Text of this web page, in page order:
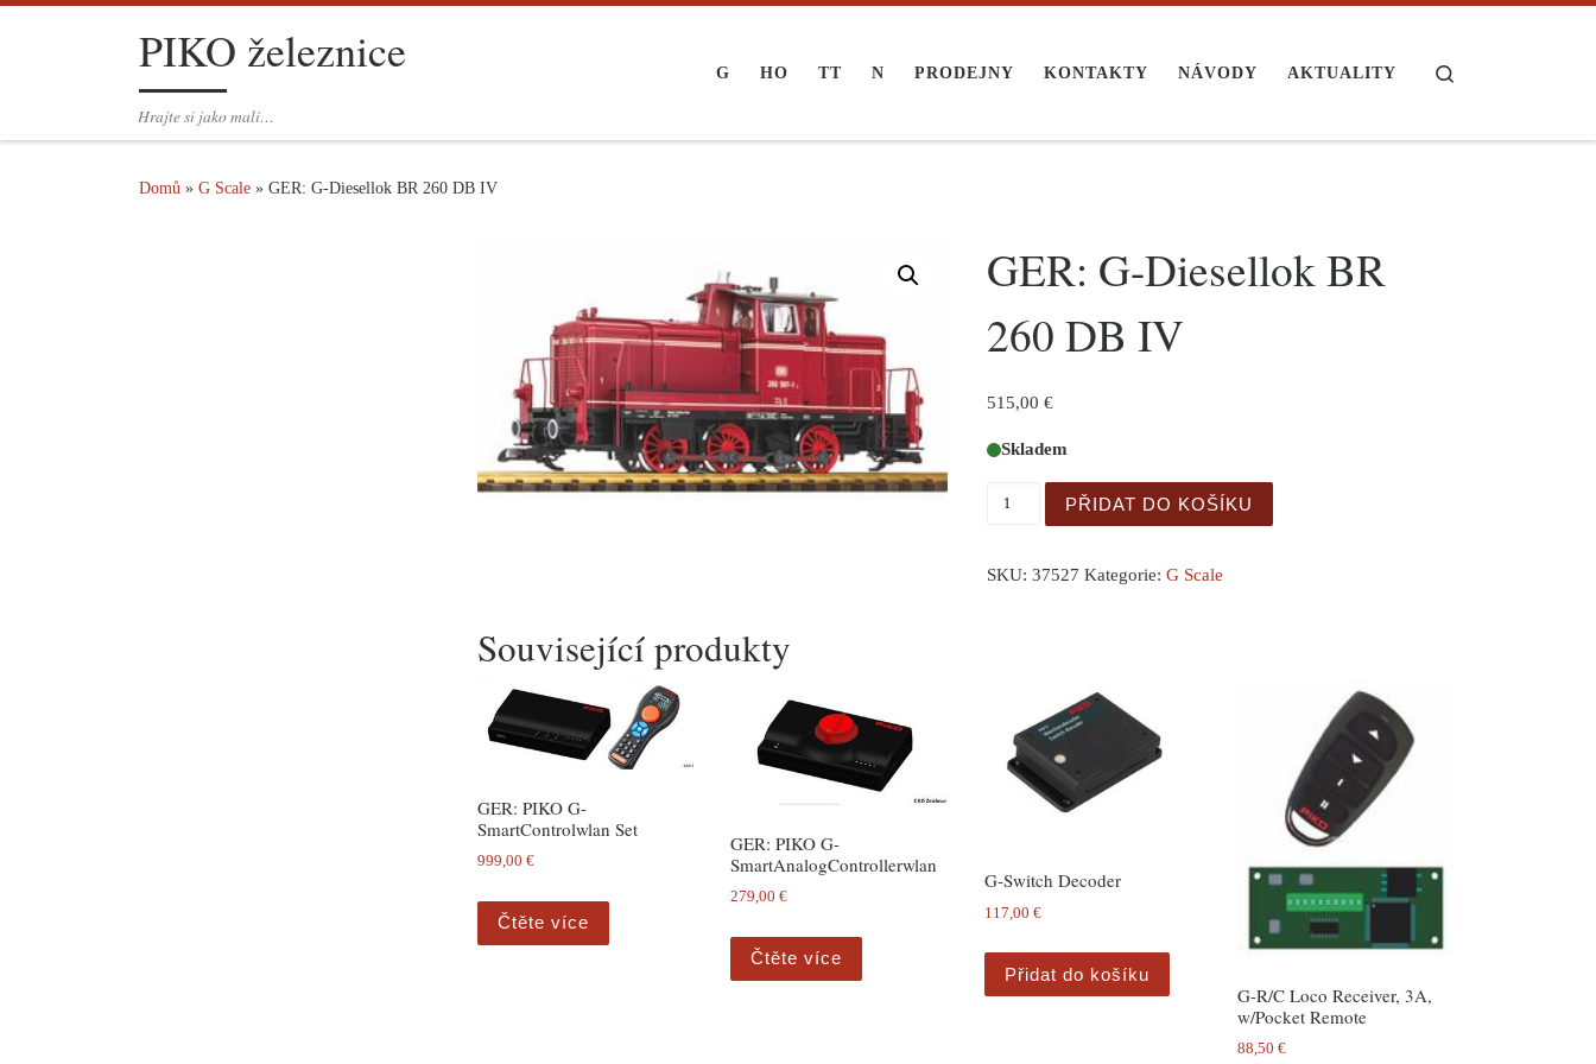
PIKO železnice
Hrajte si jako malí…
G HO TT N PRODEJNY KONTAKTY NÁVODY AKTUALITY
Domů » G Scale » GER: G-Diesellok BR 260 DB IV
GER: G-Diesellok BR
260 DB IV
515,00 €
Skladem
GER: G-Diesellok BR 260 DB IV množství
PŘIDAT DO KOŠÍKU
SKU: 37527 Kategorie: G Scale
Související produkty
GER: PIKO G-
SmartControlwlan Set
999,00 €
Čtěte více
GER: PIKO G-
SmartAnalogControllerwlan
279,00€
Čtěte více
G-Switch Decoder
117,00 €
Přidat do košíku
G-R/C Loco Receiver, 3A,
w/Pocket Remote
88,50 €